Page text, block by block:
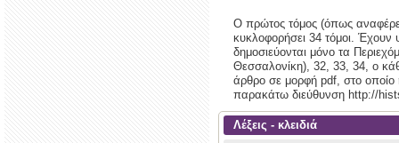
Ο πρώτος τόμος (όπως
κυκλοφορήσει 34 τόμοι. Έχουν
δημοσιεύονται μόνο τα
Θεσσαλονίκη), 32, 33, 34, ο
άρθρο σε μορφή pdf, στο οποίο
παρακάτω διεύθυνση http://
Λέξεις - κλειδιά